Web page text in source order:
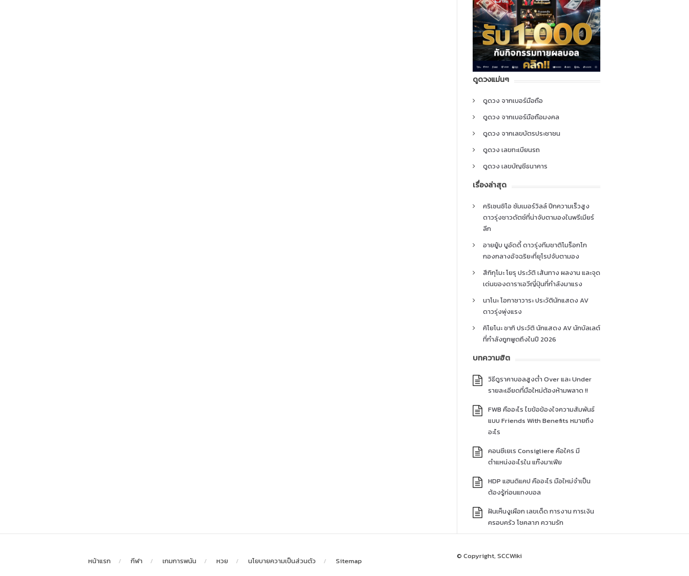
ดูดวงแม่นๆ
ดูดวง จากเบอร์มือถือ
ดูดวง จากเบอร์มือถือมงคล
ดูดวง จากเลขบัตรประชาชน
ดูดวง เลขทะเบียนรถ
ดูดวง เลขบัญชีธนาคาร
เรื่องล่าสุด
คริเซนซิโอ ซัมเมอร์วิลล์ ปีกความเร็วสูง
ดาวรุ่งชาวดัตช์ที่น่าจับตามองในพรีเมียร์
ลีก
อายยู้บ บูอัดดี้ ดาวรุ่งทีมชาติโมร็อกโก
กองกลางอัจฉริยะที่ยุโรปจับตามอง
สึกิกุโมะ โยรุ ประวัติ เส้นทาง ผลงาน และจุด
เด่นของดาราเอวีญี่ปุ่นที่กำลังมาแรง
นาโนะ โอกาซาวาระ ประวัตินักแสดง AV
ดาวรุ่งพุ่งแรง
คิโยโนะ ซากิ ประวัติ นักแสดง AV นักบัลเลต์
ที่กำลังถูกพูดถึงในปี 2026
บทความฮิต
วิธีดูราคาบอลสูงต่ำ Over และ Under
รายละเอียดที่มือใหม่ต้องห้ามพลาด !!
FWB คืออะไร ไขข้อข้องใจความสัมพันธ์
แบบ Friends With Benefits หมายถึง
อะไร
คอนซีเยเร Consigliere คือใคร มี
ตำแหน่งอะไรใน แก๊งมาเฟีย
HDP แฮนดิแคป คืออะไร มือใหม่จำเป็น
ต้องรู้ก่อนแทงบอล
ฝันเห็นงูเผือก เลขเด็ด การงาน การเงิน
ครอบครัว โชคลาภ ความรัก
หน้าแรก กีฬา เกมการพนัน หวย นโยบายความเป็นส่วนตัว Sitemap
© Copyright, SCCWiki